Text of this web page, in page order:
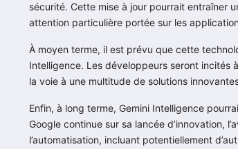
sécurité. Cette mise à jour pourrait entraîner
attention particulière portée sur les
À moyen terme, il est prévu que cette
Intelligence. Les développeurs seront
la voie à une multitude de solutions
Enfin, à long terme, Gemini Intelligence
Google continue sur sa lancée d’innovation,
l’automatisation, incluant potentiellement